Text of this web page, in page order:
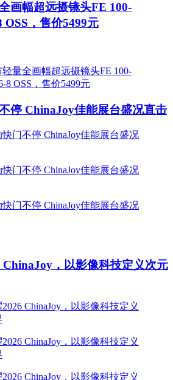
画幅超远摄镜头FE 100-
OSS，售价5499元
停 ChinaJoy佳能展台盛况直击
ChinaJoy，以影像科技定义次元